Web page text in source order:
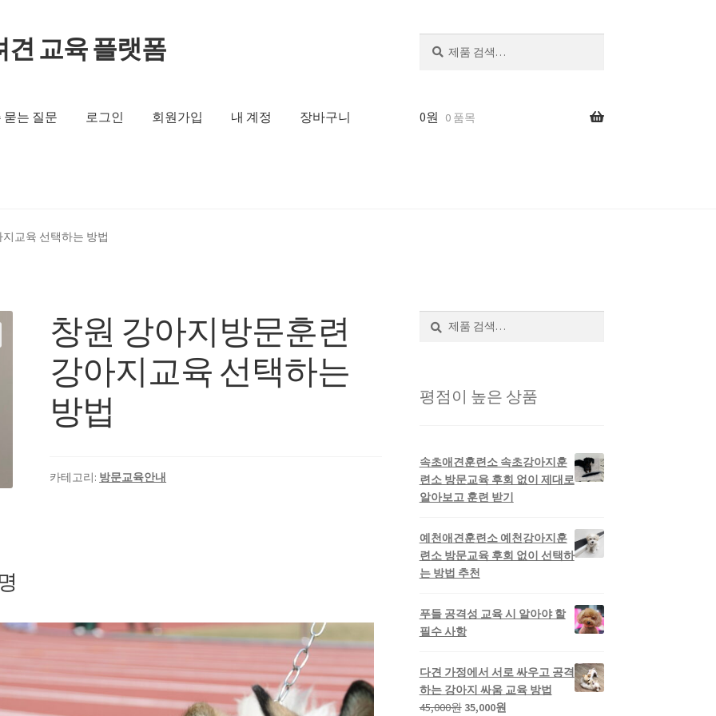
교육 플랫폼
묻는 질문 로그인 회원가입 내 계정 장바구니 0원 0 품목
교육 선택하는 방법
창원 강아지방문훈련
강아지교육 선택하는
방법
카테고리: 방문교육안내
평점이 높은 상품
속초애견훈련소 속초강아지훈
련소 방문교육 후회 없이 제대로
알아보고 훈련 받기
예천애견훈련소 예천강아지훈
련소 방문교육 후회 없이 선택하
는 방법 추천
푸들 공격성 교육 시 알아야 할
필수 사항
다견 가정에서 서로 싸우고 공격
하는 강아지 싸움 교육 방법
45,000원 35,000원